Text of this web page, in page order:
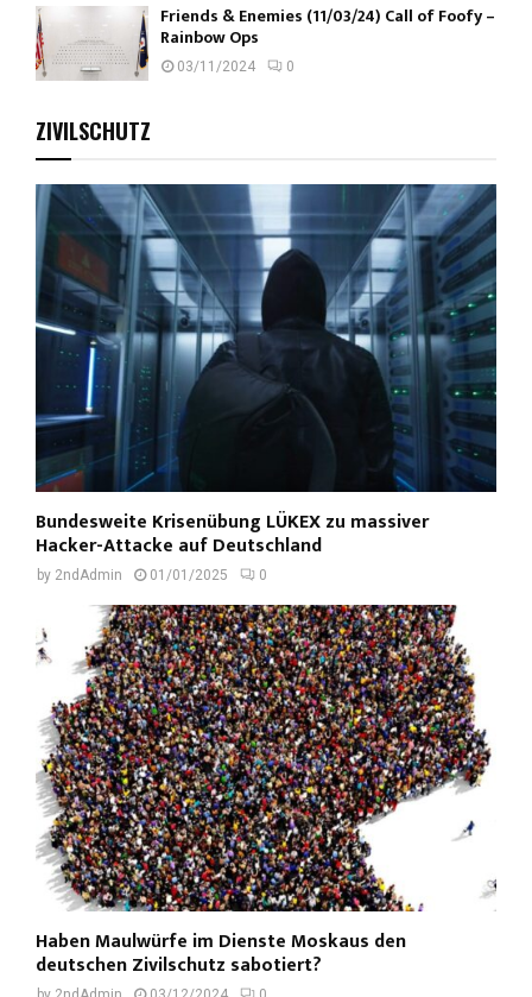
Friends & Enemies (11/03/24) Call of Foofy –
Rainbow Ops
03/11/2024 0
ZIVILSCHUTZ
Bundesweite Krisenübung LÜKEX zu massiver
Hacker-Attacke auf Deutschland
by 2ndAdmin 01/01/2025 0
Haben Maulwürfe im Dienste Moskaus den
deutschen Zivilschutz sabotiert?